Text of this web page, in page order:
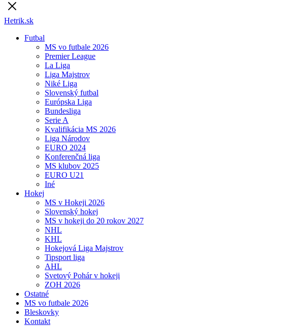
Hetrik.sk
Futbal
MS vo futbale 2026
Premier League
La Liga
Liga Majstrov
Niké Liga
Slovenský futbal
Európska Liga
Bundesliga
Serie A
Kvalifikácia MS 2026
Liga Národov
EURO 2024
Konferenčná liga
MS klubov 2025
EURO U21
Iné
Hokej
MS v Hokeji 2026
Slovenský hokej
MS v hokeji do 20 rokov 2027
NHL
KHL
Hokejová Liga Majstrov
Tipsport liga
AHL
Svetový Pohár v hokeji
ZOH 2026
Ostatné
MS vo futbale 2026
Bleskovky
Kontakt